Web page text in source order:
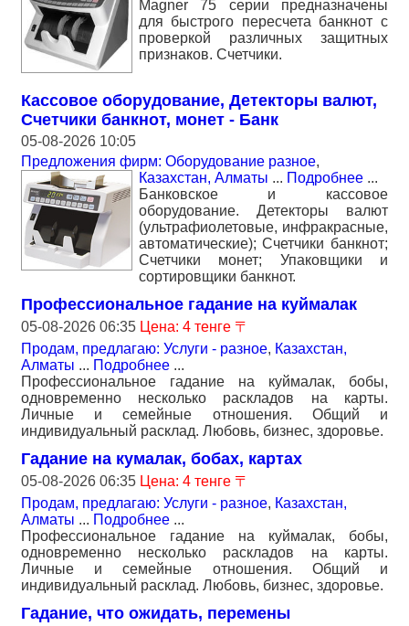
Magner 75 серии предназначены
для быстрого пересчета банкнот с
проверкой различных защитных
признаков. Счетчики.
Кассовое оборудование, Детекторы валют,
Счетчики банкнот, монет - Банк
05-08-2026 10:05
Предложения фирм: Оборудование разное,
Казахстан, Алматы ... Подробнее ...
Банковское и кассовое
оборудование. Детекторы валют
(ультрафиолетовые, инфракрасные,
автоматические); Счетчики банкнот;
Счетчики монет; Упаковщики и
сортировщики банкнот.
Профессиональное гадание на куймалак
05-08-2026 06:35 Цена: 4 тенге 〒
Продам, предлагаю: Услуги - разное, Казахстан,
Алматы ... Подробнее ...
Профессиональное гадание на куймалак, бобы,
одновременно несколько раскладов на карты.
Личные и семейные отношения. Общий и
индивидуальный расклад. Любовь, бизнес, здоровье.
Гадание на кумалак, бобах, картах
05-08-2026 06:35 Цена: 4 тенге 〒
Продам, предлагаю: Услуги - разное, Казахстан,
Алматы ... Подробнее ...
Профессиональное гадание на куймалак, бобы,
одновременно несколько раскладов на карты.
Личные и семейные отношения. Общий и
индивидуальный расклад. Любовь, бизнес, здоровье.
Гадание, что ожидать, перемены